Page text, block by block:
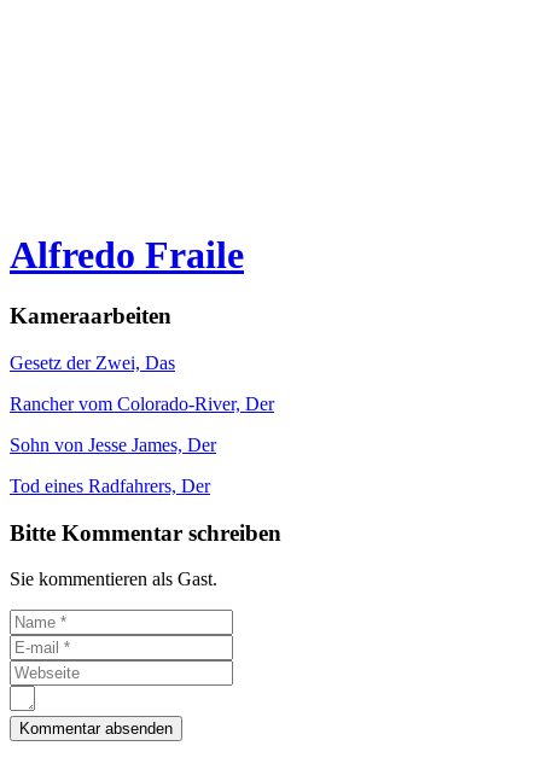
Alfredo Fraile
Kameraarbeiten
Gesetz der Zwei, Das
Rancher vom Colorado-River, Der
Sohn von Jesse James, Der
Tod eines Radfahrers, Der
Bitte Kommentar schreiben
Sie kommentieren als Gast.